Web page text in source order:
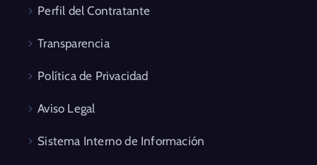
Perfil del Contratante
Transparencia
Política de Privacidad
Aviso Legal
Sistema Interno de Información